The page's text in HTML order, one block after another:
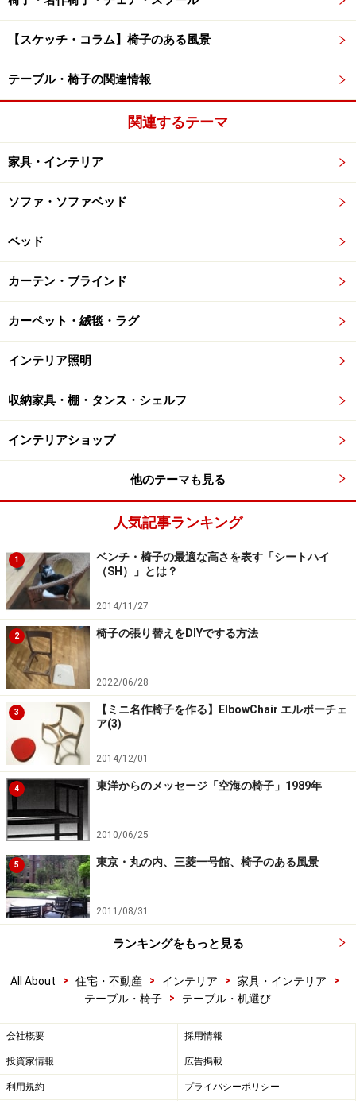
【スケッチ・コラム】椅子のある風景
テーブル・椅子の関連情報
関連するテーマ
家具・インテリア
ソファ・ソファベッド
ベッド
カーテン・ブラインド
カーペット・絨毯・ラグ
インテリア照明
収納家具・棚・タンス・シェルフ
インテリアショップ
他のテーマも見る
人気記事ランキング
1
ベンチ・椅子の最適な高さを表す「シートハイ
（SH）」とは？
2014/11/27
2 椅子の張り替えをDIYでする方法
2022/06/28
3
【ミニ名作椅子を作る】ElbowChair エルボーチェ
ア(3)
2014/12/01
4 東洋からのメッセージ「空海の椅子」1989年
2010/06/25
5 東京・丸の内、三菱一号館、椅子のある風景
2011/08/31
ランキングをもっと見る
All About > 住宅・不動産 > インテリア > 家具・インテリア
>
テーブル・椅子
> テーブル・机選び
会社概要 採用情報
投資家情報 広告掲載
利用規約 プライバシーポリシー